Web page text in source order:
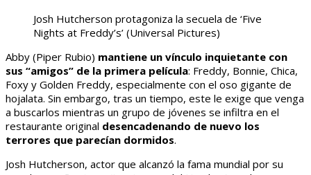
Josh Hutcherson protagoniza la secuela de ‘Five
Nights at Freddy’s’ (Universal Pictures)
Abby (Piper Rubio) mantiene un vínculo inquietante con
sus “amigos” de la primera película: Freddy, Bonnie, Chica,
Foxy y Golden Freddy, especialmente con el oso gigante de
hojalata. Sin embargo, tras un tiempo, este le exige que venga
a buscarlos mientras un grupo de jóvenes se infiltra en el
restaurante original desencadenando de nuevo los
terrores que parecían dormidos.
Josh Hutcherson, actor que alcanzó la fama mundial por su